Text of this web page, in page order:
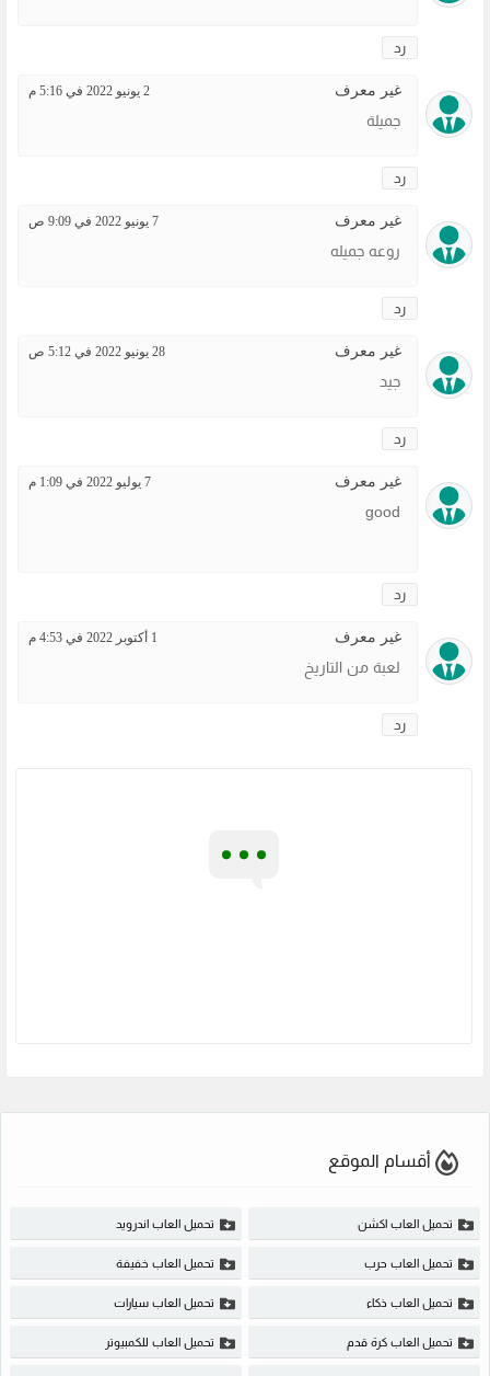
رد
غير معرف 2 يونيو 2022 في 5:16 م
جميلة
رد
غير معرف 7 يونيو 2022 في 9:09 ص
روعه جميله
رد
غير معرف 28 يونيو 2022 في 5:12 ص
جيد
رد
غير معرف 7 يوليو 2022 في 1:09 م
good
رد
غير معرف 1 أكتوبر 2022 في 4:53 م
لعبة من التاريخ
رد
أقسام الموقع
تحميل العاب اكشن تحميل العاب اندرويد
تحميل العاب حرب تحميل العاب خفيفة
تحميل العاب ذكاء تحميل العاب سيارات
تحميل العاب كرة قدم تحميل العاب للكمبيوتر